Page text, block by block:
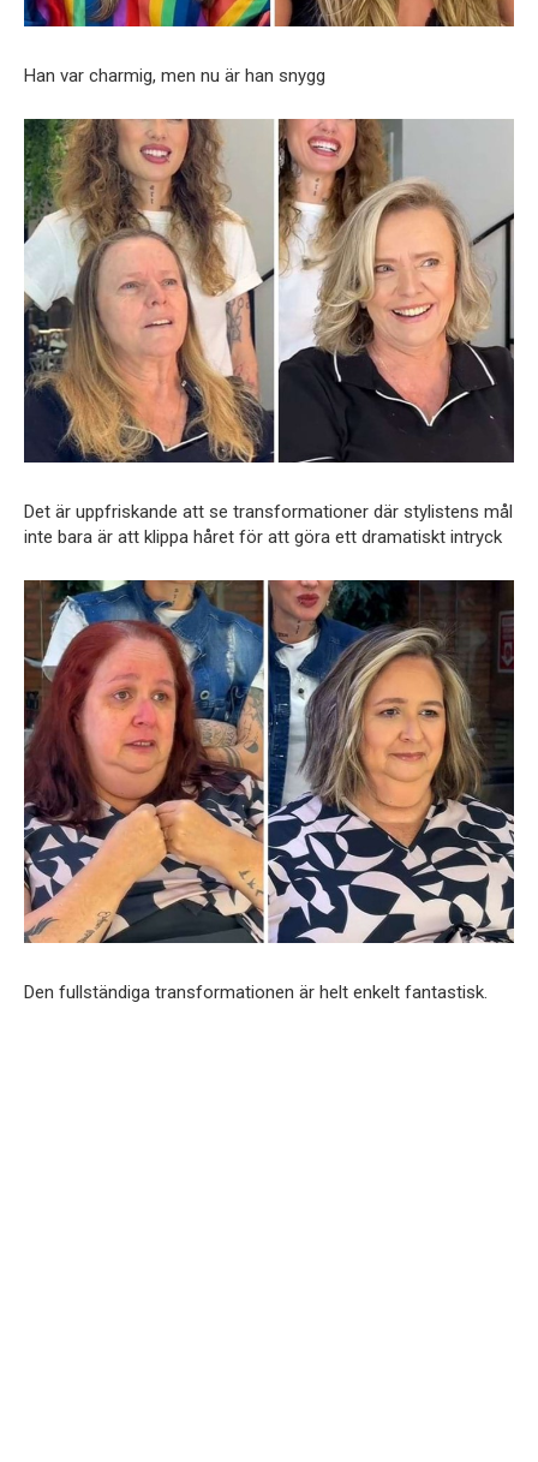
Han var charmig, men nu är han snygg
Det är uppfriskande att se transformationer där stylistens mål
inte bara är att klippa håret för att göra ett dramatiskt intryck
Den fullständiga transformationen är helt enkelt fantastisk.